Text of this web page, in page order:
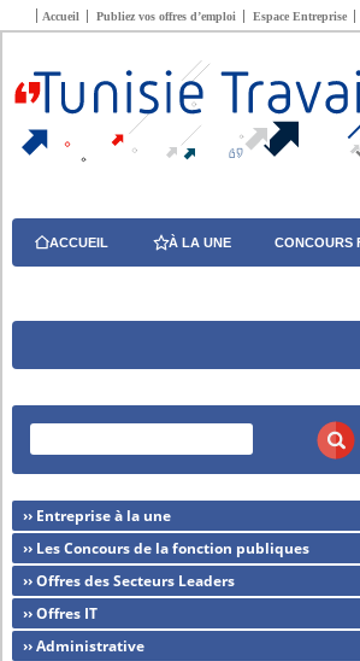
Accueil Publiez vos offres d’emploi Espace Entreprise
ACCUEIL À LA UNE CONCOURS
›› Entreprise à la une
›› Les Concours de la fonction publiques
›› Offres des Secteurs Leaders
›› Offres IT
›› Administrative